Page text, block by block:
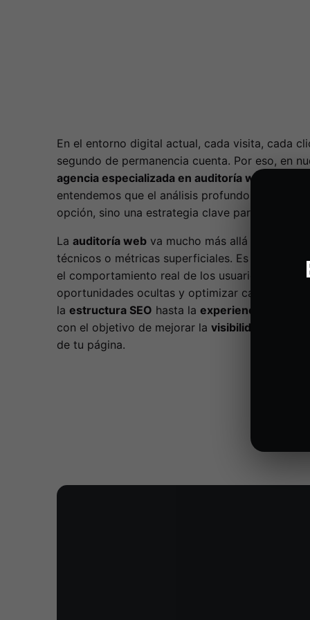
En el entorno digital actual, cada visita, cada
segundo de permanencia cuenta. Por eso, en
agencia especializada en auditoría web en
entendemos que el análisis profundo de tu sitio
opción, sino una estrategia clave para destacar
La auditoría web va mucho más allá de revisar
técnicos o métricas superficiales. Es el arte de
el comportamiento real de los usuarios,
oportunidades ocultas y optimizar cada
la estructura SEO hasta la experiencia de
con el objetivo de mejorar la visibilidad
de tu página.